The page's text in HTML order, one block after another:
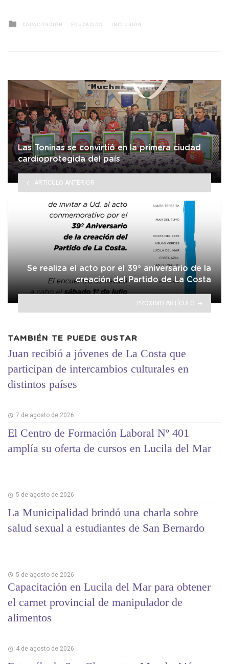
Posted
in
CAPACITACIÓN EDUCACIÓN INCLUSIÓN
Las Toninas se convirtió en la primera ciudad
cardioprotegida del país
ARTÍCULO ANTERIOR
Se realiza el acto por el 39° aniversario de la
creación del Partido de La Costa
PRÓXIMO ARTÍCULO
TAMBIÉN TE PUEDE GUSTAR
Juan recibió a jóvenes de La Costa que
participan de intercambios culturales en
distintos países
7 de agosto de 2026
El Centro de Formación Laboral Nº 401
amplía su oferta de cursos en Lucila del Mar
5 de agosto de 2026
La Municipalidad brindó una charla sobre
salud sexual a estudiantes de San Bernardo
5 de agosto de 2026
Capacitación en Lucila del Mar para obtener
el carnet provincial de manipulador de
alimentos
4 de agosto de 2026